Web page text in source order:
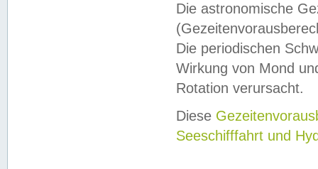
Die astronomische
Die periodischen
Wirkung von Mond
Rotation verursacht.
Diese
Seeschifffahrt und